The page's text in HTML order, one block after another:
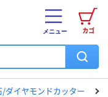
カゴ
メニュー
/ダイヤモンドカッター